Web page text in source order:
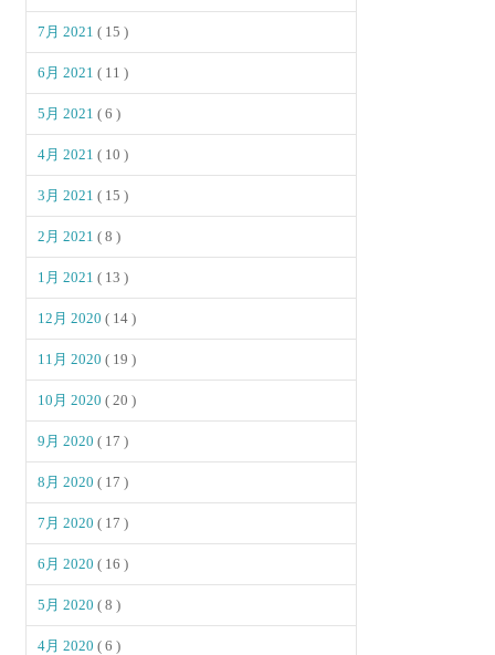
7月 2021( 15 )
6月 2021( 11 )
5月 2021( 6 )
4月 2021( 10 )
3月 2021( 15 )
2月 2021( 8 )
1月 2021( 13 )
12月 2020( 14 )
11月 2020( 19 )
10月 2020( 20 )
9月 2020( 17 )
8月 2020( 17 )
7月 2020( 17 )
6月 2020( 16 )
5月 2020( 8 )
4月 2020( 6 )